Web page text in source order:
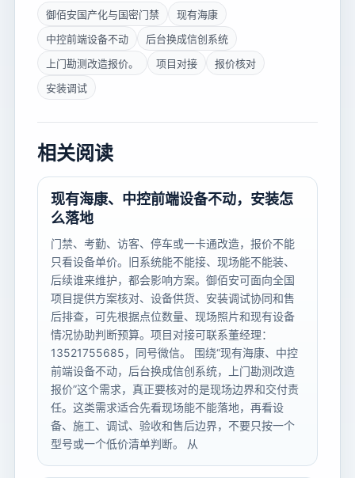
御佰安国产化与国密门禁
现有海康
中控前端设备不动
后台换成信创系统
上门勘测改造报价。
项目对接
报价核对
安装调试
相关阅读
现有海康、中控前端设备不动，安装怎
么落地
门禁、考勤、访客、停车或一卡通改造，报价不能
只看设备单价。旧系统能不能接、现场能不能装、
后续谁来维护，都会影响方案。御佰安可面向全国
项目提供方案核对、设备供货、安装调试协同和售
后排查，可先根据点位数量、现场照片和现有设备
情况协助判断预算。项目对接可联系董经理：
13521755685，同号微信。 围绕“现有海康、中控
前端设备不动，后台换成信创系统，上门勘测改造
报价”这个需求，真正要核对的是现场边界和交付责
任。这类需求适合先看现场能不能落地，再看设
备、施工、调试、验收和售后边界，不要只按一个
型号或一个低价清单判断。 从